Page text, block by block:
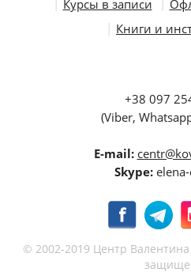
Курсы в записи
Книги и
+38 097
(Viber,
E-mail:
Skype:
© 2002-2019 Центр